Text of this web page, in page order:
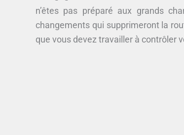
n’êtes pas préparé aux grands
changements qui supprimeront la
que vous devez travailler à contrôler